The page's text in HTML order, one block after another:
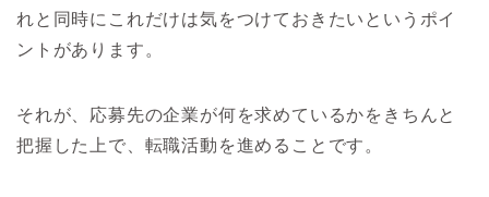
れと同時にこれだけは気をつけておきたいというポイ
ントがあります。
それが、応募先の企業が何を求めているかをきちんと
把握した上で、転職活動を進めることです。